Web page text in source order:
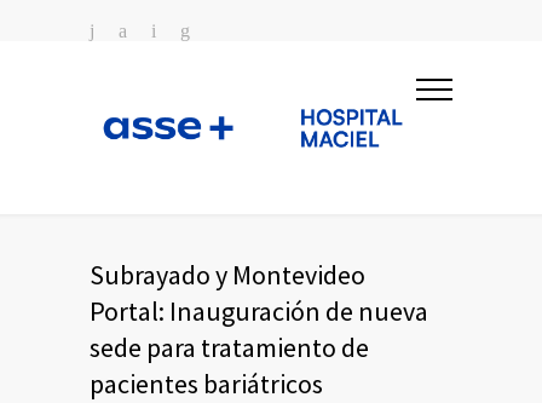
Subrayado y Montevideo
Portal: Inauguración de nueva
sede para tratamiento de
pacientes bariátricos